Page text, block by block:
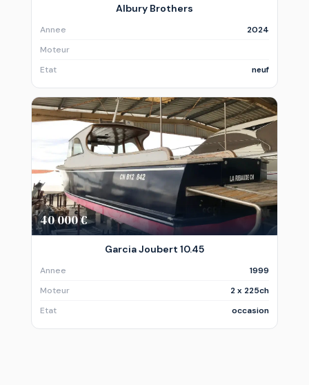
Albury Brothers
Annee
2024
Moteur
Etat
neuf
40 000 €
Garcia Joubert 10.45
Annee
1999
Moteur
2 x 225ch
Etat
occasion